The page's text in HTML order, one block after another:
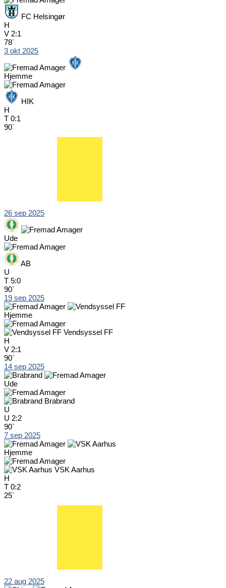
FC Helsingør
H
V 2:1
78`
3 okt 2025
Hjemme
HIK
H
T 0:1
90`
26 sep 2025
Ude
AB
U
T 5:0
90`
19 sep 2025
Hjemme
Vendsyssel FF
H
V 2:1
90`
14 sep 2025
Ude
Brabrand
U
U 2:2
90`
7 sep 2025
Hjemme
VSK Aarhus
H
T 0:2
25`
22 aug 2025